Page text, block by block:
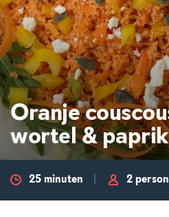
Oranje
wortel &
25 minuten 2